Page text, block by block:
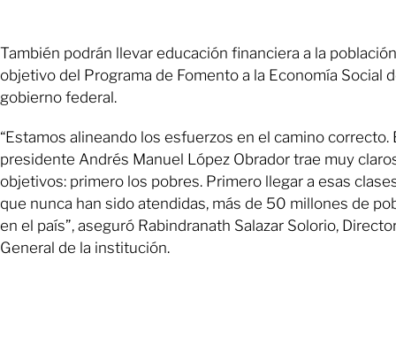
También podrán llevar educación financiera a la población
objetivo del Programa de Fomento a la Economía Social
gobierno federal.
“Estamos alineando los esfuerzos en el camino correcto.
presidente Andrés Manuel López Obrador trae muy
objetivos: primero los pobres. Primero llegar a esas
que nunca han sido atendidas, más de 50 millones de
en el país”, aseguró Rabindranath Salazar Solorio,
General de la institución.